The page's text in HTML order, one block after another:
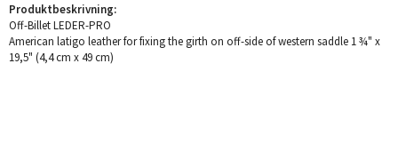
Produktbeskrivning:
Off-Billet LEDER-PRO
American latigo leather for fixing the girth on off-side of western saddle 1 ¾" x
19,5" (4,4 cm x 49 cm)